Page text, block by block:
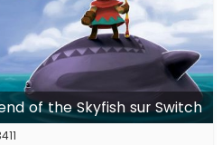
of the Skyfish sur Switch